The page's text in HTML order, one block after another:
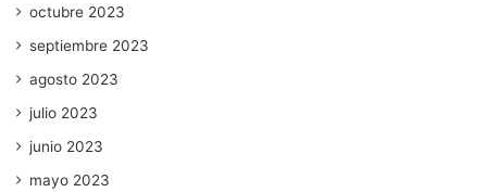
octubre 2023
septiembre 2023
agosto 2023
julio 2023
junio 2023
mayo 2023